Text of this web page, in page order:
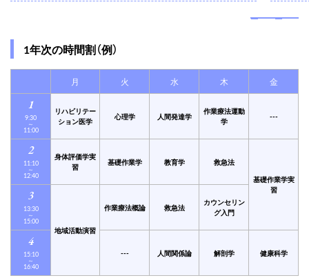
1年次の時間割（例）
月 火 水 木 金
1
9:30
～
11:00
リハビリテー
ション医学 心理学 人間発達学
作業療法運動
学
---
2
11:10
～
12:40
身体評価学実
習
基礎作業学 教育学
救急法
基礎作業学実
習
3
13:30
～
15:00
地域活動演習
作業療法概論 救急法
カウンセリン
グ入門
4
15:10
～
16:40
--- 人間関係論 解剖学 健康科学